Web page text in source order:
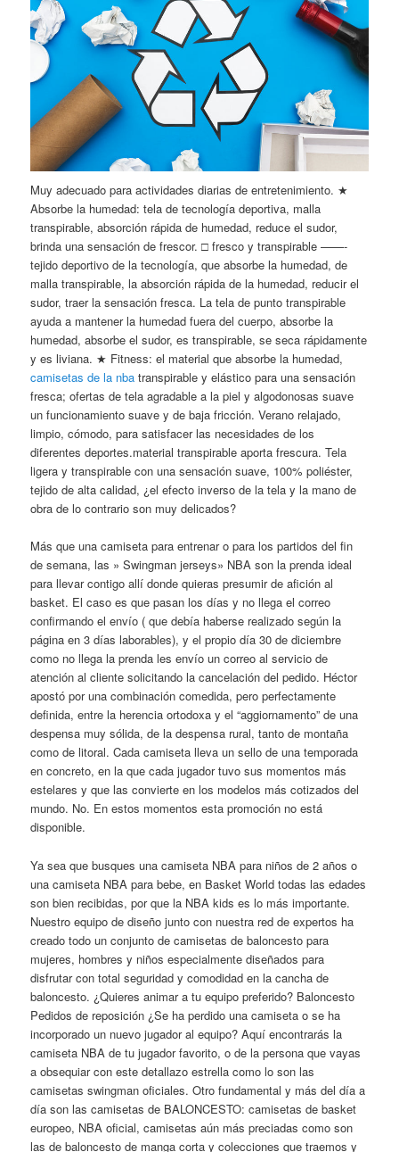
Muy adecuado para actividades diarias de entretenimiento. ★
Absorbe la humedad: tela de tecnología deportiva, malla
transpirable, absorción rápida de humedad, reduce el sudor,
brinda una sensación de frescor. □ fresco y transpirable ——-
tejido deportivo de la tecnología, que absorbe la humedad, de
malla transpirable, la absorción rápida de la humedad, reducir el
sudor, traer la sensación fresca. La tela de punto transpirable
ayuda a mantener la humedad fuera del cuerpo, absorbe la
humedad, absorbe el sudor, es transpirable, se seca rápidamente
y es liviana. ★ Fitness: el material que absorbe la humedad,
camisetas de la nba transpirable y elástico para una sensación
fresca; ofertas de tela agradable a la piel y algodonosas suave
un funcionamiento suave y de baja fricción. Verano relajado,
limpio, cómodo, para satisfacer las necesidades de los
diferentes deportes.material transpirable aporta frescura. Tela
ligera y transpirable con una sensación suave, 100% poliéster,
tejido de alta calidad, ¿el efecto inverso de la tela y la mano de
obra de lo contrario son muy delicados?
Más que una camiseta para entrenar o para los partidos del fin
de semana, las » Swingman jerseys» NBA son la prenda ideal
para llevar contigo allí donde quieras presumir de afición al
basket. El caso es que pasan los días y no llega el correo
confirmando el envío ( que debía haberse realizado según la
página en 3 días laborables), y el propio día 30 de diciembre
como no llega la prenda les envío un correo al servicio de
atención al cliente solicitando la cancelación del pedido. Héctor
apostó por una combinación comedida, pero perfectamente
definida, entre la herencia ortodoxa y el “aggiornamento” de una
despensa muy sólida, de la despensa rural, tanto de montaña
como de litoral. Cada camiseta lleva un sello de una temporada
en concreto, en la que cada jugador tuvo sus momentos más
estelares y que las convierte en los modelos más cotizados del
mundo. No. En estos momentos esta promoción no está
disponible.
Ya sea que busques una camiseta NBA para niños de 2 años o
una camiseta NBA para bebe, en Basket World todas las edades
son bien recibidas, por que la NBA kids es lo más importante.
Nuestro equipo de diseño junto con nuestra red de expertos ha
creado todo un conjunto de camisetas de baloncesto para
mujeres, hombres y niños especialmente diseñados para
disfrutar con total seguridad y comodidad en la cancha de
baloncesto. ¿Quieres animar a tu equipo preferido? Baloncesto
Pedidos de reposición ¿Se ha perdido una camiseta o se ha
incorporado un nuevo jugador al equipo? Aquí encontrarás la
camiseta NBA de tu jugador favorito, o de la persona que vayas
a obsequiar con este detallazo estrella como lo son las
camisetas swingman oficiales. Otro fundamental y más del día a
día son las camisetas de BALONCESTO: camisetas de basket
europeo, NBA oficial, camisetas aún más preciadas como son
las de baloncesto de manga corta y colecciones que traemos y